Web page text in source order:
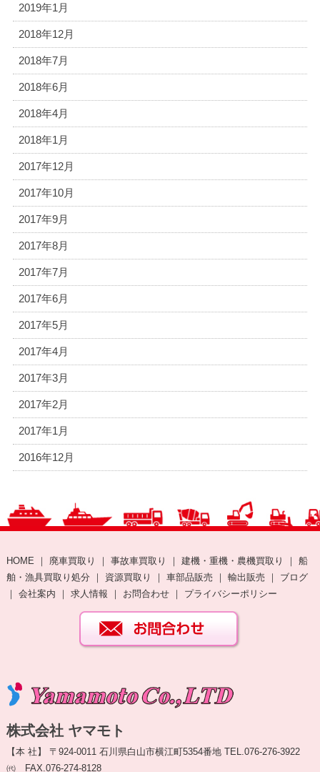
2019年1月
2018年12月
2018年7月
2018年6月
2018年4月
2018年1月
2017年12月
2017年10月
2017年9月
2017年8月
2017年7月
2017年6月
2017年5月
2017年4月
2017年3月
2017年2月
2017年1月
2016年12月
HOME ｜ 廃車買取り ｜ 事故車買取り ｜ 建機・重機・農機買取り ｜ 船
舶・漁具買取り処分 ｜ 資源買取り ｜ 車部品販売 ｜ 輸出販売 ｜ ブログ
｜ 会社案内 ｜ 求人情報 ｜ お問合わせ｜ プライバシーポリシー
株式会社 ヤマモト
【本 社】 〒924-0011 石川県白山市横江町5354番地 TEL.076-276-3922
㈹ FAX.076-274-8128